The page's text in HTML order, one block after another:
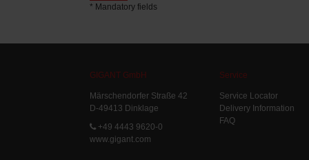
* Mandatory fields
GIGANT GmbH
Märschendorfer Straße 42
D-49413 Dinklage
+49 4443 9620-0
www.gigant.com
Service
Service Locator
Delivery Information
FAQ